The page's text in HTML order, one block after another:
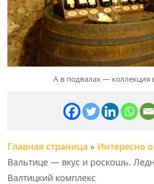
А в подвалах — коллекция
Главная страница » Интересно
Вальтице — вкус и роскошь.
Валтицкий комплекс